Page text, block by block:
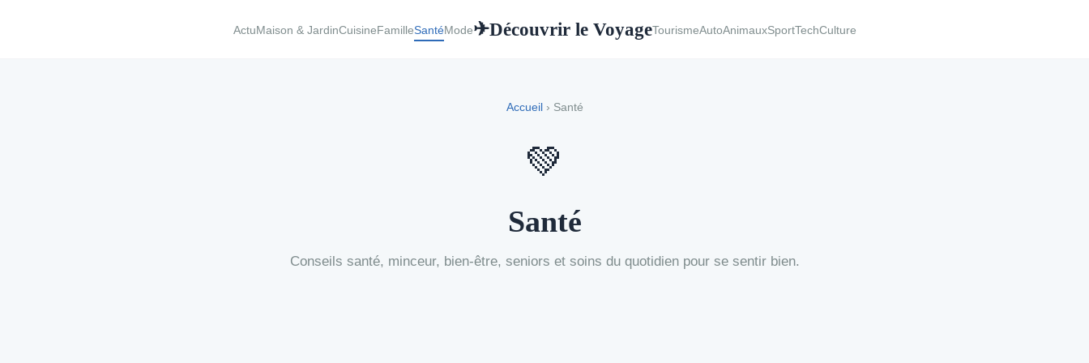
ActuMaison & JardinCuisineFamilleSantéMode✈Découvrir le VoyageTourismeAutoAnimauxSportTechCulture
Accueil › Santé
💚
Santé
Conseils santé, minceur, bien-être, seniors et soins du quotidien pour se sentir bien.